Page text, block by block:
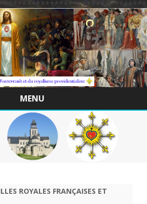
MENU
Skip
to
content
ROYALES FRANÇAISES ET